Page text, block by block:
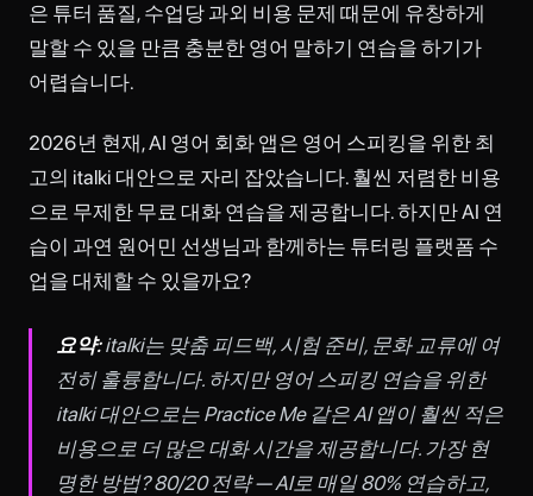
은 튜터 품질, 수업당 과외 비용 문제 때문에 유창하게
말할 수 있을 만큼 충분한 영어 말하기 연습을 하기가
어렵습니다.
2026년 현재, AI 영어 회화 앱은 영어 스피킹을 위한 최
고의 italki 대안으로 자리 잡았습니다. 훨씬 저렴한 비용
으로 무제한 무료 대화 연습을 제공합니다. 하지만 AI 연
습이 과연 원어민 선생님과 함께하는 튜터링 플랫폼 수
업을 대체할 수 있을까요?
요약:italki는 맞춤 피드백, 시험 준비, 문화 교류에 여
전히 훌륭합니다. 하지만 영어 스피킹 연습을 위한
italki 대안으로는 Practice Me 같은 AI 앱이 훨씬 적은
비용으로 더 많은 대화 시간을 제공합니다. 가장 현
명한 방법? 80/20 전략 — AI로 매일 80% 연습하고,